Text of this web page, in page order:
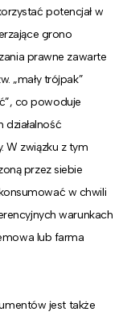
potencjał w
grono
prawne zawarte
„mały trójpak”
co powoduje
działalność
W związku z tym
przez siebie
w chwili
warunkach
lub farma
jest także